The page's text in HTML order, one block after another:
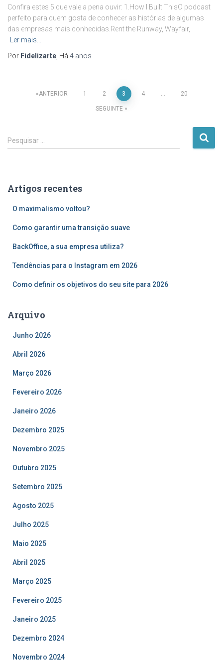
Confira estes 5 que vale a pena ouvir: 1.How I Built ThisO podcast
perfeito para quem gosta de conhecer as histórias de algumas
das empresas mais conhecidas.Rent the Runway, Wayfair,
Ler mais…
Por Fidelizarte , Há 4 anos
Paginação
conteúdos
ANTERIOR 1 2 3 4 20
SEGUINTE
P
e
i
Pesquisar …
Artigos recentes
O maximalismo voltou?
Como garantir uma transição suave
BackOffice, a sua empresa utiliza?
Tendências para o Instagram em 2026
Como definir os objetivos do seu site para 2026
Arquivo
Junho 2026
Abril 2026
Março 2026
Fevereiro 2026
Janeiro 2026
Dezembro 2025
Novembro 2025
Outubro 2025
Setembro 2025
Agosto 2025
Julho 2025
Maio 2025
Abril 2025
Março 2025
Fevereiro 2025
Janeiro 2025
Dezembro 2024
Novembro 2024